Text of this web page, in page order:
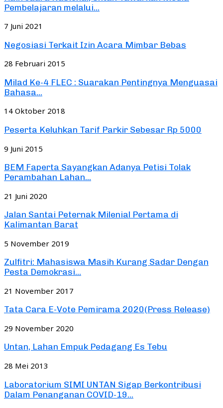
Pembelajaran melalui...
7 Juni 2021
Negosiasi Terkait Izin Acara Mimbar Bebas
28 Februari 2015
Milad Ke-4 FLEC : Suarakan Pentingnya Menguasai
Bahasa...
14 Oktober 2018
Peserta Keluhkan Tarif Parkir Sebesar Rp 5000
9 Juni 2015
BEM Faperta Sayangkan Adanya Petisi Tolak
Perambahan Lahan...
21 Juni 2020
Jalan Santai Peternak Milenial Pertama di
Kalimantan Barat
5 November 2019
Zulfitri: Mahasiswa Masih Kurang Sadar Dengan
Pesta Demokrasi...
21 November 2017
Tata Cara E-Vote Pemirama 2020(Press Release)
29 November 2020
Untan, Lahan Empuk Pedagang Es Tebu
28 Mei 2013
Laboratorium SIMI UNTAN Sigap Berkontribusi
Dalam Penanganan COVID-19...